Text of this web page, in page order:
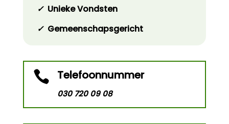
✓Unieke Vondsten
✓Gemeenschapsgericht
 Telefoonnummer
030 720 09 08